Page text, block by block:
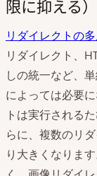
限に抑える）
リダイレクトの
リダイレクト、
しの統一など、
によっては必要
トは実行される
らに、複数のリ
り大きくなりま